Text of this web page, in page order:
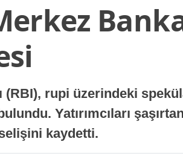
(RBI), rupi üzerindeki
Yatırımcıları
kaydetti.